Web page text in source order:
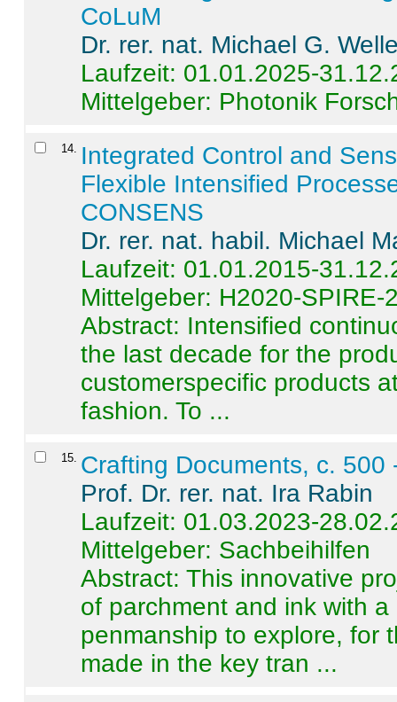
CoLuM
Dr. rer. nat. Michael G.
Laufzeit: 01.01.2025-
Mittelgeber: Photonik
14
Integrated Control and
Flexible Intensified
CONSENS
Dr. rer. nat. habil. Michael
Laufzeit: 01.01.2015-
Mittelgeber: H2020-SPIRE-
Abstract: Intensified
the last decade for the
customerspecific products
fashion. To ...
15 Crafting Documents, c. 500
Prof. Dr. rer. nat. Ira Rabin
Laufzeit: 01.03.2023-
Mittelgeber: Sachbeihilfen
Abstract:This innovative
of parchment and ink with
penmanship to explore, for
made in the key tran ...